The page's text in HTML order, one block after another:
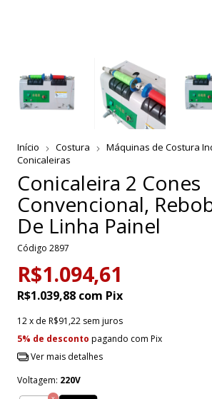
Início Costura
Máquinas de Costura
Conicaleiras
Conicaleira 2 Cones
Convencional,
De Linha Painel
Código 2897
R$1.094,61
R$1.039,88 com Pix
12x de R$91,22 sem juros
5% de desconto pagando com Pix
Ver mais detalhes
Voltagem: 220V